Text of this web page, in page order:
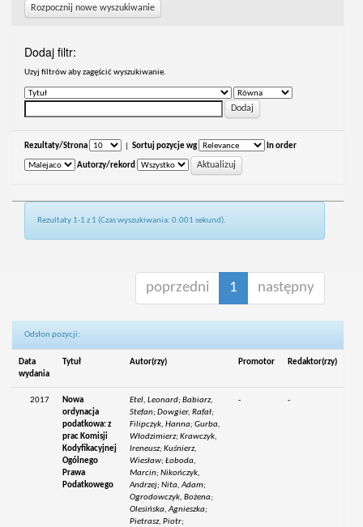
Rozpocznij nowe wyszukiwanie
Dodaj filtr:
Uzyj filtrów aby zagęścić wyszukiwanie.
Rezultaty/Strona Sortuj pozycje wg In order
Autorzy/rekord
Rezultaty 1-1 z 1 (Czas wyszukiwania: 0.001 sekund).
poprzedni 1 następny
Odsłon pozycji:
Data
wydania
Tytuł Autor(rzy) Promotor Redaktor(rzy)
2017
Nowa
ordynacja
podatkowa: z
prac Komisji
Kodyfikacyjnej
Ogólnego
Prawa
Podatkowego
Etel, Leonard; Babiarz,
Stefan; Dowgier, Rafał;
Filipczyk, Hanna; Gurba,
Włodzimierz; Krawczyk,
Ireneusz; Kuśnierz,
Wiesław; Łoboda,
Marcin; Nikończyk,
Andrzej; Nita, Adam;
Ogrodowczyk, Bożena;
Olesińska, Agnieszka;
Pietrasz, Piotr;
- -